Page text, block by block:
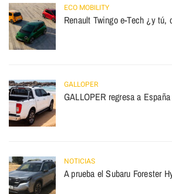
ECO MOBILITY
Renault Twingo e-Tech ¿y tú,
GALLOPER
GALLOPER regresa a España
NOTICIAS
A prueba el Subaru Forester